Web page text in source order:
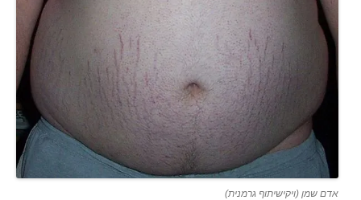
אדם שמן (ויקישיתוף גרמנית)